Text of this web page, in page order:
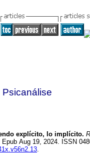
Psicanálise
explícito, lo implícito.
Aug 19, 2024. ISSN
.